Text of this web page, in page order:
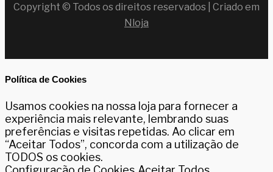
Copyright © Todos os direitos reservados | Criado em
Nloja
Política de Cookies
Usamos cookies na nossa loja para fornecer a
experiência mais relevante, lembrando suas
preferências e visitas repetidas. Ao clicar em
“Aceitar Todos”, concorda com a utilização de
TODOS os cookies.